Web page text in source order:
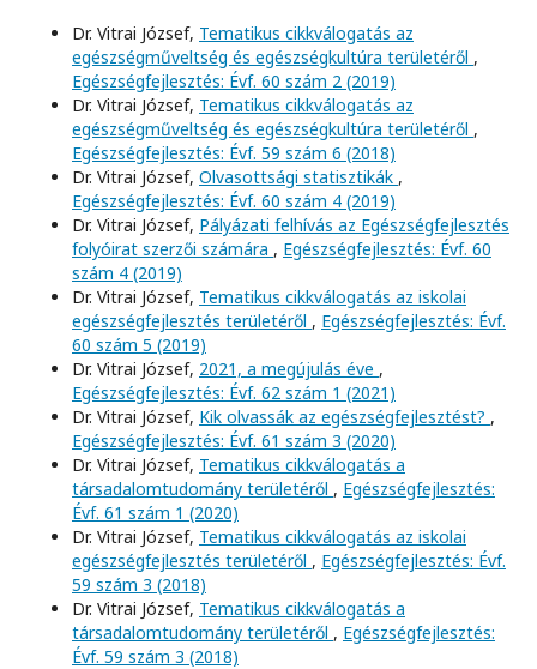
Dr. Vitrai József, Tematikus cikkválogatás az
egészségműveltség és egészségkultúra területéről ,
Egészségfejlesztés: Évf. 60 szám 2 (2019)
Dr. Vitrai József, Tematikus cikkválogatás az
egészségműveltség és egészségkultúra területéről ,
Egészségfejlesztés: Évf. 59 szám 6 (2018)
Dr. Vitrai József, Olvasottsági statisztikák ,
Egészségfejlesztés: Évf. 60 szám 4 (2019)
Dr. Vitrai József, Pályázati felhívás az Egészségfejlesztés
folyóirat szerzői számára , Egészségfejlesztés: Évf. 60
szám 4 (2019)
Dr. Vitrai József, Tematikus cikkválogatás az iskolai
egészségfejlesztés területéről , Egészségfejlesztés: Évf.
60 szám 5 (2019)
Dr. Vitrai József, 2021, a megújulás éve ,
Egészségfejlesztés: Évf. 62 szám 1 (2021)
Dr. Vitrai József, Kik olvassák az egészségfejlesztést? ,
Egészségfejlesztés: Évf. 61 szám 3 (2020)
Dr. Vitrai József, Tematikus cikkválogatás a
társadalomtudomány területéről , Egészségfejlesztés:
Évf. 61 szám 1 (2020)
Dr. Vitrai József, Tematikus cikkválogatás az iskolai
egészségfejlesztés területéről , Egészségfejlesztés: Évf.
59 szám 3 (2018)
Dr. Vitrai József, Tematikus cikkválogatás a
társadalomtudomány területéről , Egészségfejlesztés:
Évf. 59 szám 3 (2018)